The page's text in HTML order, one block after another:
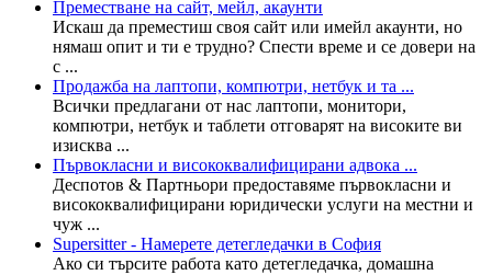
Преместване на сайт, мейл, акаунти
Искаш да преместиш своя сайт или имейл акаунти, но
нямаш опит и ти е трудно? Спести време и се довери на
с ...
Продажба на лаптопи, компютри, нетбук и та ...
Всички предлагани от нас лаптопи, монитори,
компютри, нетбук и таблети отговарят на високите ви
изисква ...
Първокласни и висококвалифицирани адвока ...
Деспотов & Партньори предоставяме първокласни и
висококвалифицирани юридически услуги на местни и
чуж ...
Supersitter - Намерете детегледачки в София
Ако си търсите работа като детегледачка, домашна